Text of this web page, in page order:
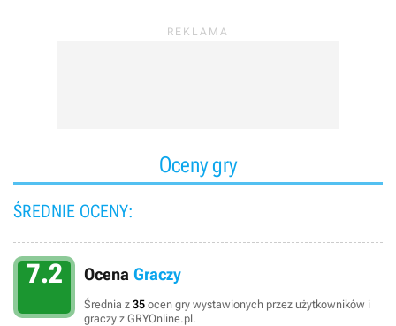
Oceny gry
ŚREDNIE OCENY:
7.2 Ocena Graczy
Średnia z 35 ocen gry wystawionych przez użytkowników i
graczy z GRYOnline.pl.